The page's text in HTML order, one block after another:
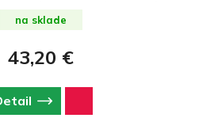
na sklade
43,20 €